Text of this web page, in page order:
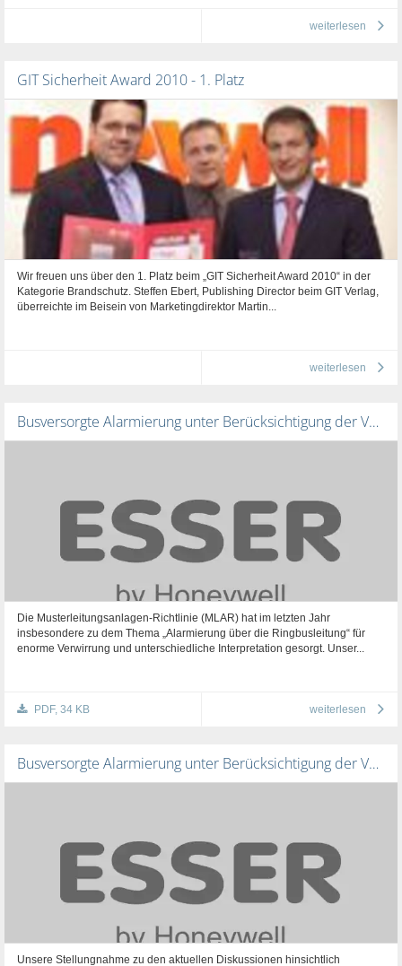
weiterlesen
GIT Sicherheit Award 2010 - 1. Platz
Wir freuen uns über den 1. Platz beim „GIT Sicherheit Award 2010“ in der
Kategorie Brandschutz. Steffen Ebert, Publishing Director beim GIT Verlag,
überreichte im Beisein von Marketingdirektor Martin...
weiterlesen
Busversorgte Alarmierung unter Berücksichtigung der Vorgaben aus der MLAR
Die Musterleitungsanlagen-Richtlinie (MLAR) hat im letzten Jahr
insbesondere zu dem Thema „Alarmierung über die Ringbusleitung“ für
enorme Verwirrung und unterschiedliche Interpretation gesorgt. Unser...
PDF, 34 KB weiterlesen
Busversorgte Alarmierung unter Berücksichtigung der Vorgaben aus der MLAR
Unsere Stellungnahme zu den aktuellen Diskussionen hinsichtlich